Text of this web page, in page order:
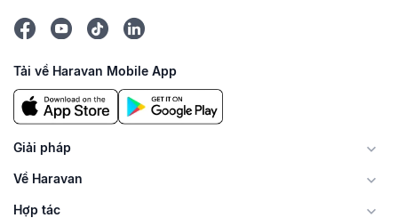
Tải về Haravan Mobile App
Giải pháp
Về Haravan
Hợp tác